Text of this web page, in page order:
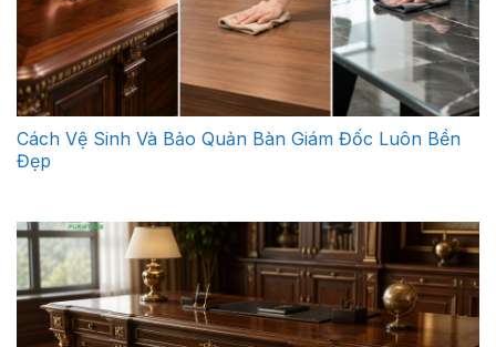
Cách Vệ Sinh Và Bảo Quản Bàn Giám Đốc Luôn Bền
Đẹp